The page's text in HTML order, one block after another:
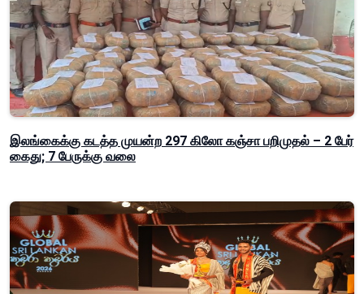
இலங்கைக்கு கடத்த முயன்ற 297 கிலோ கஞ்சா பறிமுதல் – 2 பேர்
கைது; 7 பேருக்கு வலை